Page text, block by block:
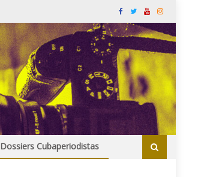
Dossiers Cubaperiodistas